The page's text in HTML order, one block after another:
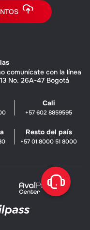
comunícate con la línea
No. 26A-47 Bogotá
Cali
+57 602 8859595
Resto del país
+57 01 8000 51 8000